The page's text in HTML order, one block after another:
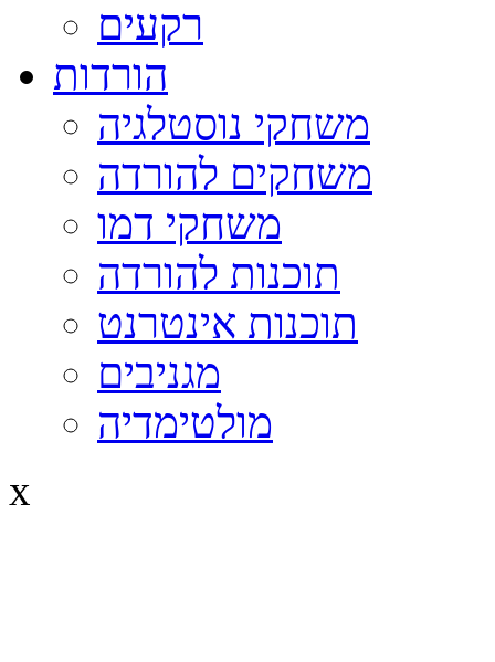
רקעים
הורדות
משחקי נוסטלגיה
משחקים להורדה
משחקי דמו
תוכנות להורדה
תוכנות אינטרנט
מגניבים
מולטימדיה
x